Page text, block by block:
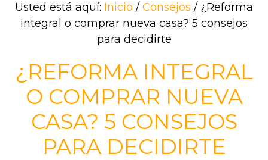
Usted está aquí: Inicio / Consejos / ¿Reforma
integral o comprar nueva casa? 5 consejos
para decidirte
¿REFORMA INTEGRAL
O COMPRAR NUEVA
CASA? 5 CONSEJOS
PARA DECIDIRTE